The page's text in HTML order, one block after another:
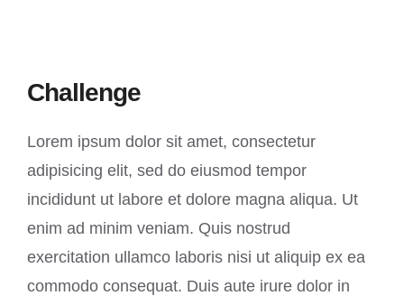
Challenge
Lorem ipsum dolor sit amet, consectetur
adipisicing elit, sed do eiusmod tempor
incididunt ut labore et dolore magna aliqua. Ut
enim ad minim veniam. Quis nostrud
exercitation ullamco laboris nisi ut aliquip ex ea
commodo consequat. Duis aute irure dolor in